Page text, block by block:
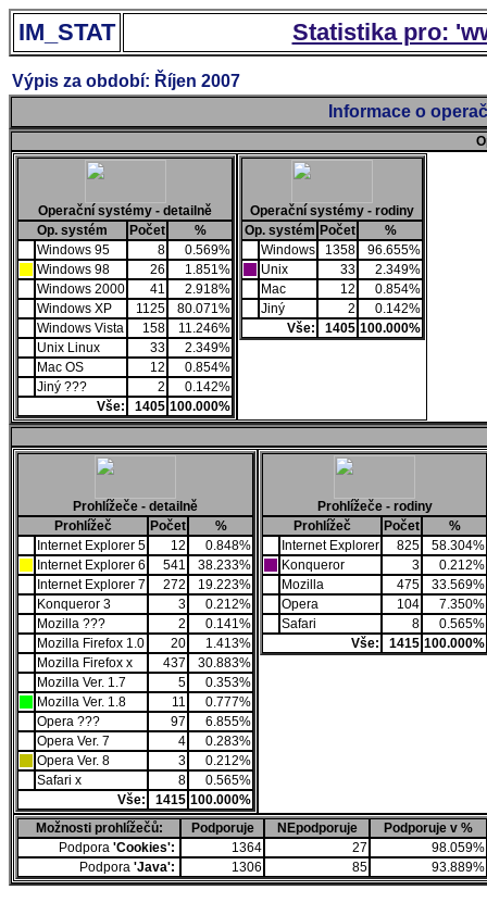
IM_STAT Statistika pro:
Výpis za období: Říjen 2007
Informace o
Operační systémy - detailně
Op. systém
Počet
%
Windows 95
8
0.569%
Windows 98
26
1.851%
Windows 2000
41
2.918%
Windows XP
1125
80.071%
Windows Vista
158
11.246%
Unix Linux
33
2.349%
Mac OS
12
0.854%
Jiný ???
2
0.142%
Vše:
1405 100.000%
Operační systémy - rodiny
Op. systém Počet
%
Windows
1358
96.655%
Unix
33
2.349%
Mac
12
0.854%
Jiný
2
0.142%
Vše:
1405 100.000%
Prohlížeče - detailně
Prohlížeč
Počet
%
Internet Explorer 5
12
0.848%
Internet Explorer 6
541
38.233%
Internet Explorer 7
272
19.223%
Konqueror 3
3
0.212%
Mozilla ???
2
0.141%
Mozilla Firefox 1.0
20
1.413%
Mozilla Firefox x
437
30.883%
Mozilla Ver. 1.7
5
0.353%
Mozilla Ver. 1.8
11
0.777%
Opera ???
97
6.855%
Opera Ver. 7
4
0.283%
Opera Ver. 8
3
0.212%
Safari x
8
0.565%
Vše:
1415 100.000%
Prohlížeče - rodiny
Prohlížeč
Počet
%
Internet Explorer
825
58.304%
Konqueror
3
0.212%
Mozilla
475
33.569%
Opera
104
7.350%
Safari
8
0.565%
Vše:
1415 100.000%
Možnosti prohlížečů: Podporuje NEpodporuje
Podporuje v %
Podpora 'Cookies': 1364 27
98.059%
Podpora 'Java': 1306 85 93.889%